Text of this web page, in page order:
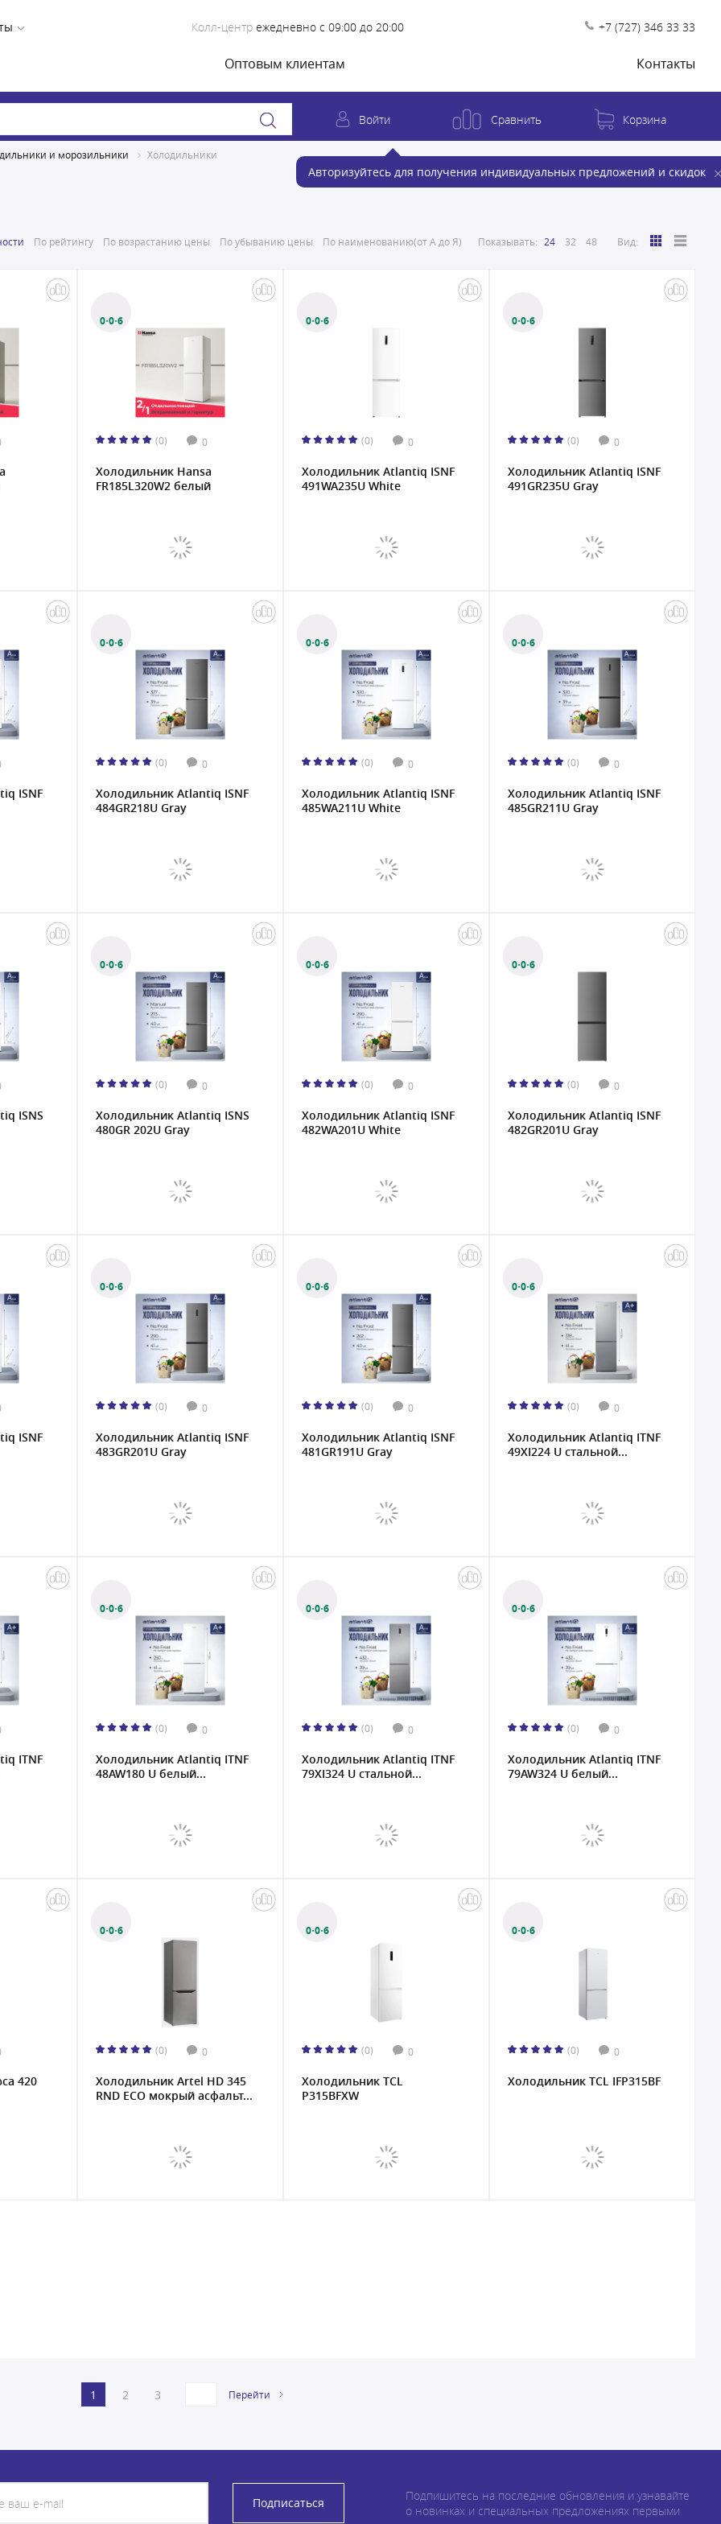
Колл-центр ежедневно с 09:00 до 20:00 +7 (727) 346 33 33
Оптовым клиентам Контакты
Войти
Авторизуйтесь для получения индивидуальных предложений и скидок
Сравнить Корзина
и морозильники Холодильники
По рейтингу По возрастанию цены По убыванию цены По наименованию(от А до Я) Показывать: 24 32 48 Вид:
0·0·6
(0) 0
Холодильник Hansa
FR185L320W2 белый
0·0·6
(0) 0
Холодильник Atlantiq ISNF
491WA235U White
0·0·6
(0) 0
Холодильник Atlantiq ISNF
491GR235U Gray
ISNF
0·0·6
(0) 0
Холодильник Atlantiq ISNF
484GR218U Gray
0·0·6
(0) 0
Холодильник Atlantiq ISNF
485WA211U White
0·0·6
(0) 0
Холодильник Atlantiq ISNF
485GR211U Gray
ISNS
0·0·6
(0) 0
Холодильник Atlantiq ISNS
480GR 202U Gray
0·0·6
(0) 0
Холодильник Atlantiq ISNF
482WA201U White
0·0·6
(0) 0
Холодильник Atlantiq ISNF
482GR201U Gray
ISNF
0·0·6
(0) 0
Холодильник Atlantiq ISNF
483GR201U Gray
0·0·6
(0) 0
Холодильник Atlantiq ISNF
481GR191U Gray
0·0·6
(0) 0
Холодильник Atlantiq ITNF
49XI224 U стальной...
ITNF
0·0·6
(0) 0
Холодильник Atlantiq ITNF
48AW180 U белый...
0·0·6
(0) 0
Холодильник Atlantiq ITNF
79XI324 U стальной...
0·0·6
(0) 0
Холодильник Atlantiq ITNF
79AW324 U белый...
420
0·0·6
(0) 0
Холодильник Artel HD 345
RND ECO мокрый асфальт...
0·0·6
(0) 0
Холодильник TCL
P315BFXW
0·0·6
(0) 0
Холодильник TCL IFP315BF
1 2 3 Перейти
Подписаться
Подпишитесь на последние обновления и узнавайте
о новинках и специальных предложениях первыми